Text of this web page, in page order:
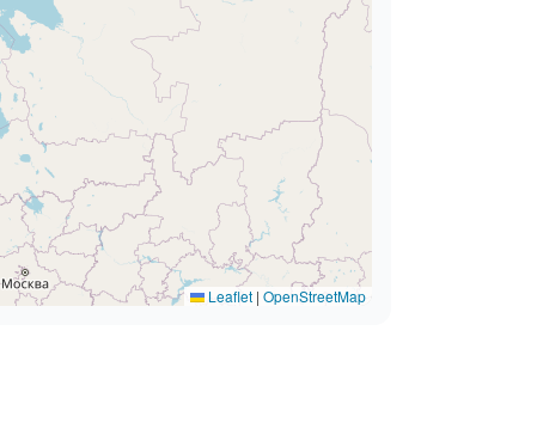
Leaflet | OpenStreetMap